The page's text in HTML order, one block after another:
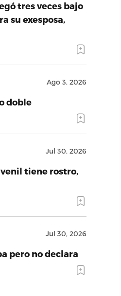
tres veces bajo
su exesposa,
Ago 3, 2026
doble
Jul 30, 2026
tiene rostro,
Jul 30, 2026
pero no declara